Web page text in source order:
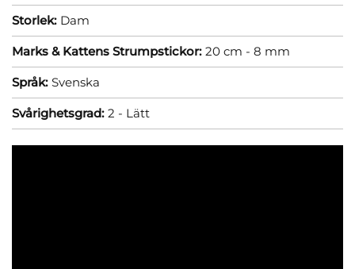
Storlek: Dam
Marks & Kattens Strumpstickor: 20 cm - 8 mm
Språk: Svenska
Svårighetsgrad: 2 - Lätt